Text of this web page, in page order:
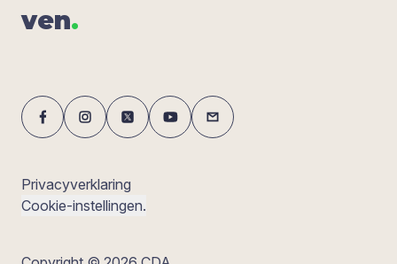
ven.
Privacyverklaring
Cookie-instellingen.